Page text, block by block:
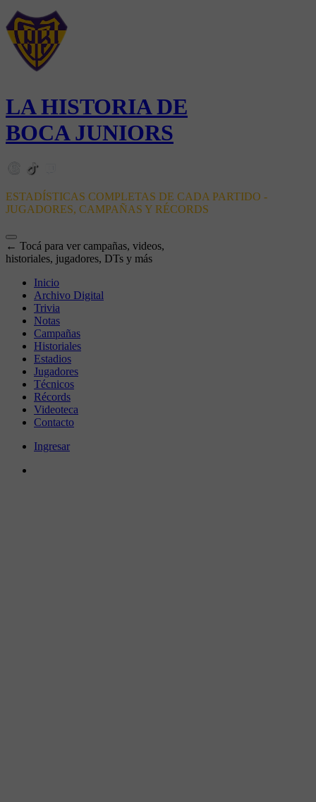
LA HISTORIA DE
BOCA JUNIORS
ESTADÍSTICAS COMPLETAS DE CADA PARTIDO -
JUGADORES, CAMPAÑAS Y RÉCORDS
← Tocá para ver campañas, videos,
historiales, jugadores, DTs y más
Inicio
Archivo Digital
Trivia
Notas
Campañas
Historiales
Estadios
Jugadores
Técnicos
Récords
Videoteca
Contacto
Ingresar